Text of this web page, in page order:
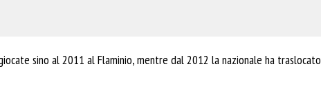
sino al 2011 al Flaminio, mentre dal 2012 la nazionale ha traslocato